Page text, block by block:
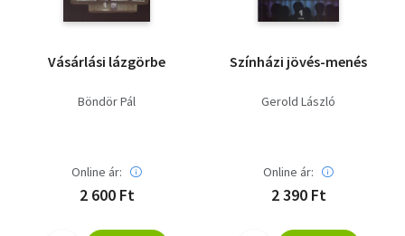
Vásárlási lázgörbe
Böndör Pál
Online ár:
2 600 Ft
Színházi jövés-menés
Gerold László
Online ár:
2 390 Ft